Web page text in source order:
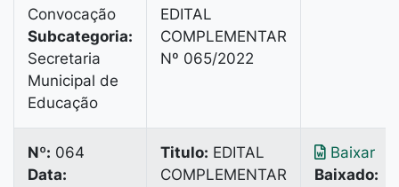
Convocação
Subcategoria:
Secretaria
Municipal de
Educação
EDITAL
COMPLEMENTAR
Nº 065/2022
Nº: 064
Data:
Titulo: EDITAL
COMPLEMENTAR
Baixar
Baixado: